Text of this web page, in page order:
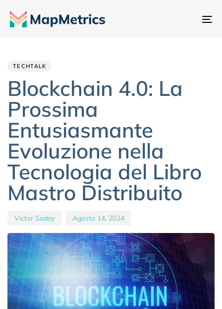
TECHTALK
Blockchain 4.0: La
Prossima
Entusiasmante
Evoluzione nella
Tecnologia del Libro
Mastro Distribuito
Victor Suday Agosto 14, 2024